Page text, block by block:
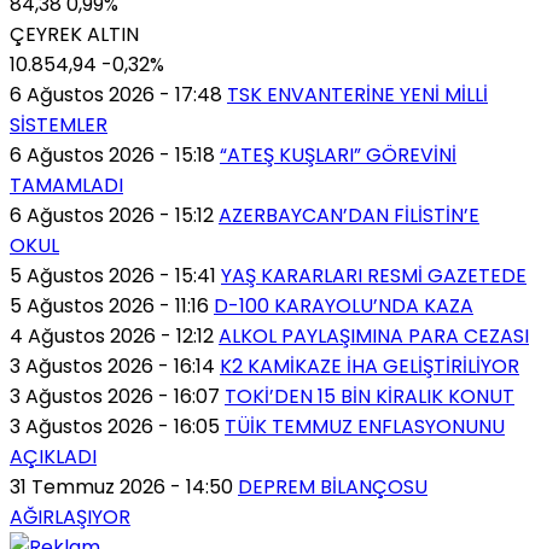
ÇEYREK ALTIN
10.854,94 -0,32%
6 Ağustos 2026 - 17:48 TSK ENVANTERİNE YENİ MİLLİ
SİSTEMLER
6 Ağustos 2026 - 15:18“ATEŞ KUŞLARI” GÖREVİNİ
TAMAMLADI
6 Ağustos 2026 - 15:12AZERBAYCAN’DAN FİLİSTİN’E
OKUL
5 Ağustos 2026 - 15:41 YAŞ KARARLARI RESMİ GAZETEDE
5 Ağustos 2026 - 11:16 D-100 KARAYOLU’NDA KAZA
4 Ağustos 2026 - 12:12ALKOL PAYLAŞIMINA PARA CEZASI
3 Ağustos 2026 - 16:14 K2 KAMİKAZE İHA GELİŞTİRİLİYOR
3 Ağustos 2026 - 16:07 TOKİ’DEN 15 BİN KİRALIK KONUT
3 Ağustos 2026 - 16:05 TÜİK TEMMUZ ENFLASYONUNU
AÇIKLADI
31 Temmuz 2026 - 14:50 DEPREM BİLANÇOSU
AĞIRLAŞIYOR